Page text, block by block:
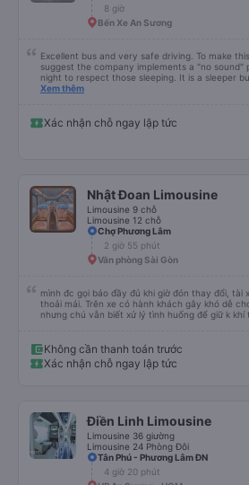
8 giờ
Bến Xe An Sương
Excellent bus and very safe driving. To make
suggest the company implements a "no sound"
night to respect those sleeping. It is a sleeper
please display the Wi-Fi password clearly inside
quy định rõ ràng về việc giữ im lặng (tắt âm
để tránh làm phiền hành khách khác ngủ. Ngoài
khẩu Wi-Fi trong xe để hành khách dễ dàng sử
Xem thêm
Xác nhận chỗ ngay lập tức
Nhật Đoan Limousine
Limousine 9 chỗ
Limousine 12 chỗ
Chợ Phương Lâm
2 giờ 55 phút
Văn phòng Sài Gòn
mình đc gọi báo đầy đủ khi giờ đón thay đổi, tài
thoải mái. Trên xe có hành khách gây khó dễ
nhưng chú vẫn biết xử lý tình huống để giữ k khí
Không cần thanh toán trước
Xác nhận chỗ ngay lập tức
Điền Linh Limousine
Limousine 36 giường
Limousine 24 Phòng Đôi
Tân Phú - Phương Lâm ĐN
4 giờ 20 phút